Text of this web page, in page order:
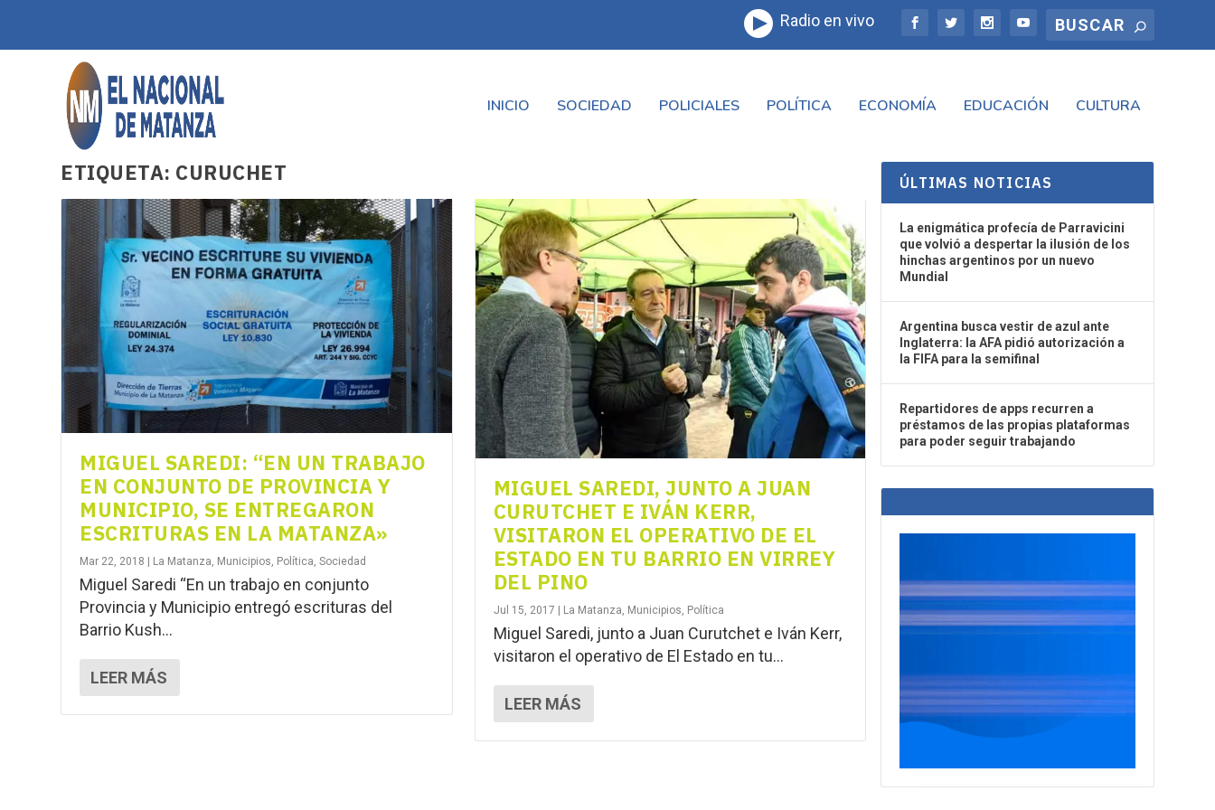
Radio en vivo
INICIO SOCIEDAD POLICIALES POLÍTICA ECONOMÍA EDUCACIÓN CULTURA
ETIQUETA: CURUCHET
MIGUEL SAREDI: “EN UN TRABAJO
EN CONJUNTO DE PROVINCIA Y
MUNICIPIO, SE ENTREGARON
ESCRITURAS EN LA MATANZA»
Mar 22, 2018 | La Matanza Municipios Política ,Sociedad
Miguel Saredi “En un trabajo en conjunto
Provincia y Municipio entregó escrituras del
Barrio Kush...
LEER MÁS
MIGUEL SAREDI, JUNTO A JUAN
CURUTCHET E IVÁN KERR,
VISITARON EL OPERATIVO DE EL
ESTADO EN TU BARRIO EN VIRREY
DEL PINO
Jul 15, 2017 | La Matanza, Municipios, Política
Miguel Saredi, junto a Juan Curutchet e Iván Kerr,
visitaron el operativo de El Estado en tu...
LEER MÁS
ÚLTIMAS NOTICIAS
La enigmática profecía de Parravicini
que volvió a despertar la ilusión de los
hinchas argentinos por un nuevo
Mundial
Argentina busca vestir de azul ante
Inglaterra: la AFA pidió autorización a
la FIFA para la semifinal
Repartidores de apps recurren a
préstamos de las propias plataformas
para poder seguir trabajando